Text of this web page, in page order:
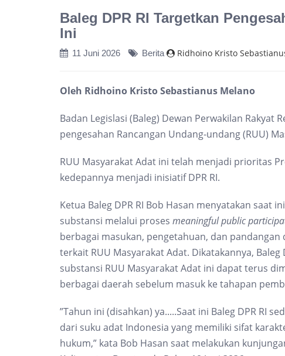
Baleg DPR RI Targetkan
Ini
11 Juni 2026 Berita Ridhoino Kristo
Oleh Ridhoino Kristo Sebastianus Melano
Badan Legislasi (Baleg) Dewan Perwakilan Rakyat
pengesahan Rancangan Undang-undang (RUU)
RUU Masyarakat Adat ini telah menjadi prioritas
kedepannya menjadi inisiatif DPR RI.
Ketua Baleg DPR RI Bob Hasan menyatakan saat
substansi melalui proses meaningful public
berbagai masukan, pengetahuan, dan
terkait RUU Masyarakat Adat. Dikatakannya,
substansi RUU Masyarakat Adat ini dapat terus
berbagai daerah sebelum masuk ke tahapan
”Tahun ini (disahkan) ya.....Saat ini Baleg DPR RI
dari suku adat Indonesia yang memiliki sifat
hukum,” kata Bob Hasan saat melakukan